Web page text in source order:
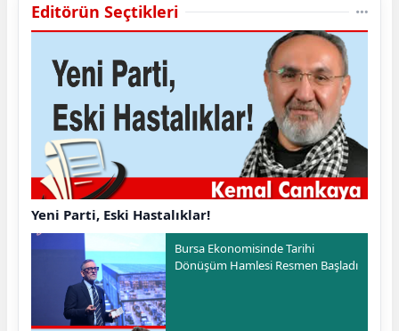
Editörün Seçtikleri
Yeni Parti, Eski Hastalıklar!
Bursa Ekonomisinde Tarihi
Dönüşüm Hamlesi Resmen Başladı